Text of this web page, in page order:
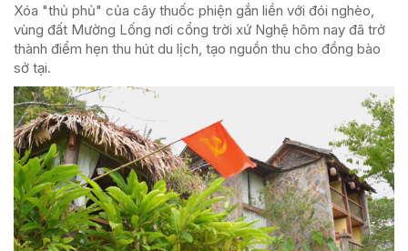
Xóa "thủ phủ" của cây thuốc phiện gắn liền với đói nghèo,
vùng đất Mường Lống nơi cổng trời xứ Nghệ hôm nay đã trở
thành điểm hẹn thu hút du lịch, tạo nguồn thu cho đồng bào
sở tại.